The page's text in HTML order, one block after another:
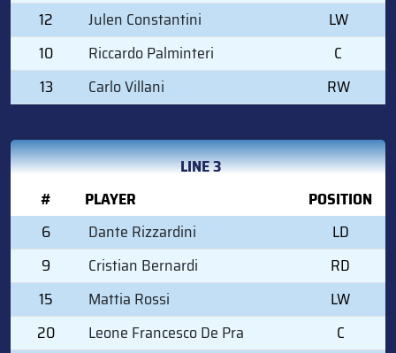
12
Julen Constantini
LW
10
Riccardo Palminteri
C
13
Carlo Villani RW
LINE 3
#
PLAYER
POSITION
6
Dante Rizzardini
LD
9
Cristian Bernardi
RD
15
Mattia Rossi
LW
20
Leone Francesco De Pra
C